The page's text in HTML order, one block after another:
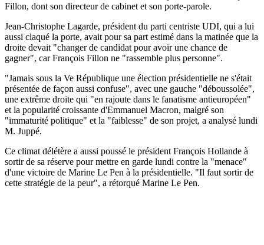
Fillon, dont son directeur de cabinet et son porte-parole.
Jean-Christophe Lagarde, président du parti centriste UDI, qui a lui
aussi claqué la porte, avait pour sa part estimé dans la matinée que la
droite devait "changer de candidat pour avoir une chance de
gagner", car François Fillon ne "rassemble plus personne".
"Jamais sous la Ve République une élection présidentielle ne s'était
présentée de façon aussi confuse", avec une gauche "déboussolée",
une extrême droite qui "en rajoute dans le fanatisme antieuropéen"
et la popularité croissante d'Emmanuel Macron, malgré son
"immaturité politique" et la "faiblesse" de son projet, a analysé lundi
M. Juppé.
Ce climat délétère a aussi poussé le président François Hollande à
sortir de sa réserve pour mettre en garde lundi contre la "menace"
d'une victoire de Marine Le Pen à la présidentielle. "Il faut sortir de
cette stratégie de la peur", a rétorqué Marine Le Pen.